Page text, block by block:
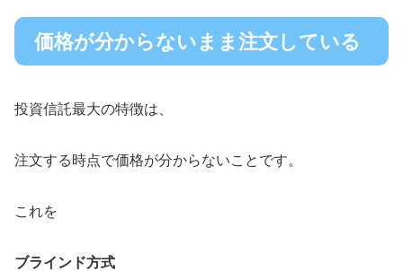
価格が分からないまま注文している
投資信託最大の特徴は、
注文する時点で価格が分からないことです。
これを
ブラインド方式